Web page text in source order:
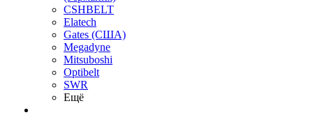
CSHBELT
Elatech
Gates (США)
Megadyne
Mitsuboshi
Optibelt
SWR
Ещё